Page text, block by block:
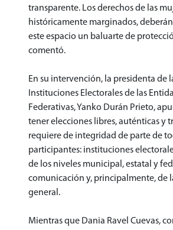
transparente. Los derechos de las
históricamente marginados,
este espacio un baluarte de
comentó.
En su intervención, la presidenta de
Instituciones Electorales de las
Federativas, Yanko Durán Prieto,
tener elecciones libres, auténticas y
requiere de integridad de parte de
participantes: instituciones
de los niveles municipal, estatal y
comunicación y, principalmente, de
general.
Mientras que Dania Ravel Cuevas,